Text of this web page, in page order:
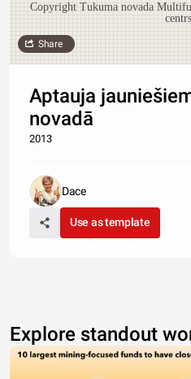
Copyright Tukuma novada
centrs
Share
Aptauja
novadā
2013
Dace
Use as template
Explore standout